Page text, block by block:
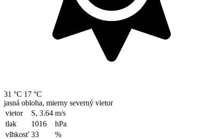
31 °C 17 °C
jasná obloha, mierny severný vietor
vietor
S, 3.64 m/s
tlak
1016
hPa
vlhkosť 33 %